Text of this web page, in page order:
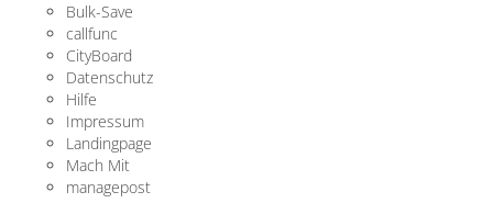
Bulk-Save
callfunc
CityBoard
Datenschutz
Hilfe
Impressum
Landingpage
Mach Mit
managepost